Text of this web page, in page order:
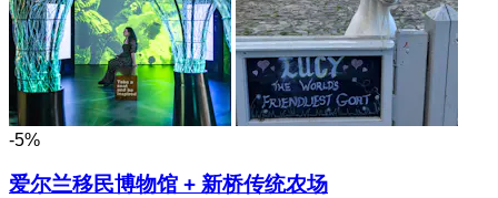
-5%
爱尔兰移民博物馆 + 新桥传统农场